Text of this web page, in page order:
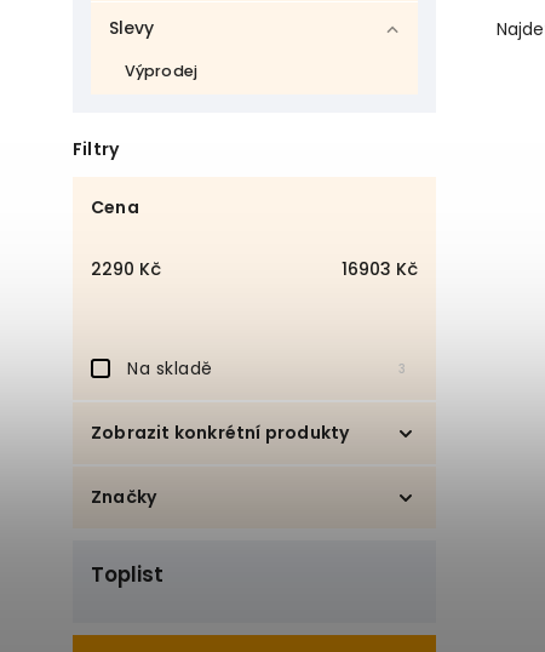
Slevy
Výprodej
Filtry
Cena
2290 Kč 16903 Kč
Na skladě 3
Značky
Zobrazit konkrétní produkty
Zásuvky
Toplist